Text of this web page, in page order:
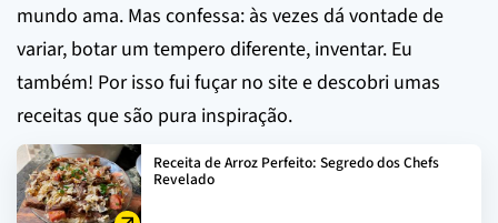
mundo ama. Mas confessa: às vezes dá vontade de
variar, botar um tempero diferente, inventar. Eu
também! Por isso fui fuçar no site e descobri umas
receitas que são pura inspiração.
Receita de Arroz Perfeito: Segredo dos Chefs
Revelado